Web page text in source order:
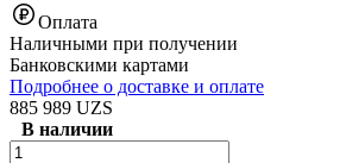
Оплата
Наличными при получении
Банковскими картами
Подробнее о доставке и оплате
885 989 UZS
В наличии